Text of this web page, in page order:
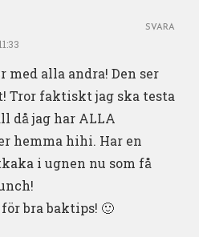
med alla andra! Den ser
Tror faktiskt jag ska testa
då jag har ALLA
hemma hihi. Har en
i ugnen nu som få
bra baktips! 🙂
SVARA